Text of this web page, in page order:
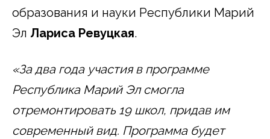
образования и науки Республики Марий
Эл Лариса Ревуцкая.
«За два года участия в программе
Республика Марий Эл смогла
отремонтировать 19 школ, придав им
современный вид. Программа будет